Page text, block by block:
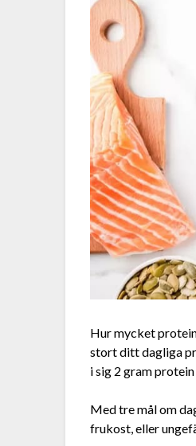
Hur mycket
stort ditt dagliga
i sig 2 gram
Med tre mål om
frukost, eller